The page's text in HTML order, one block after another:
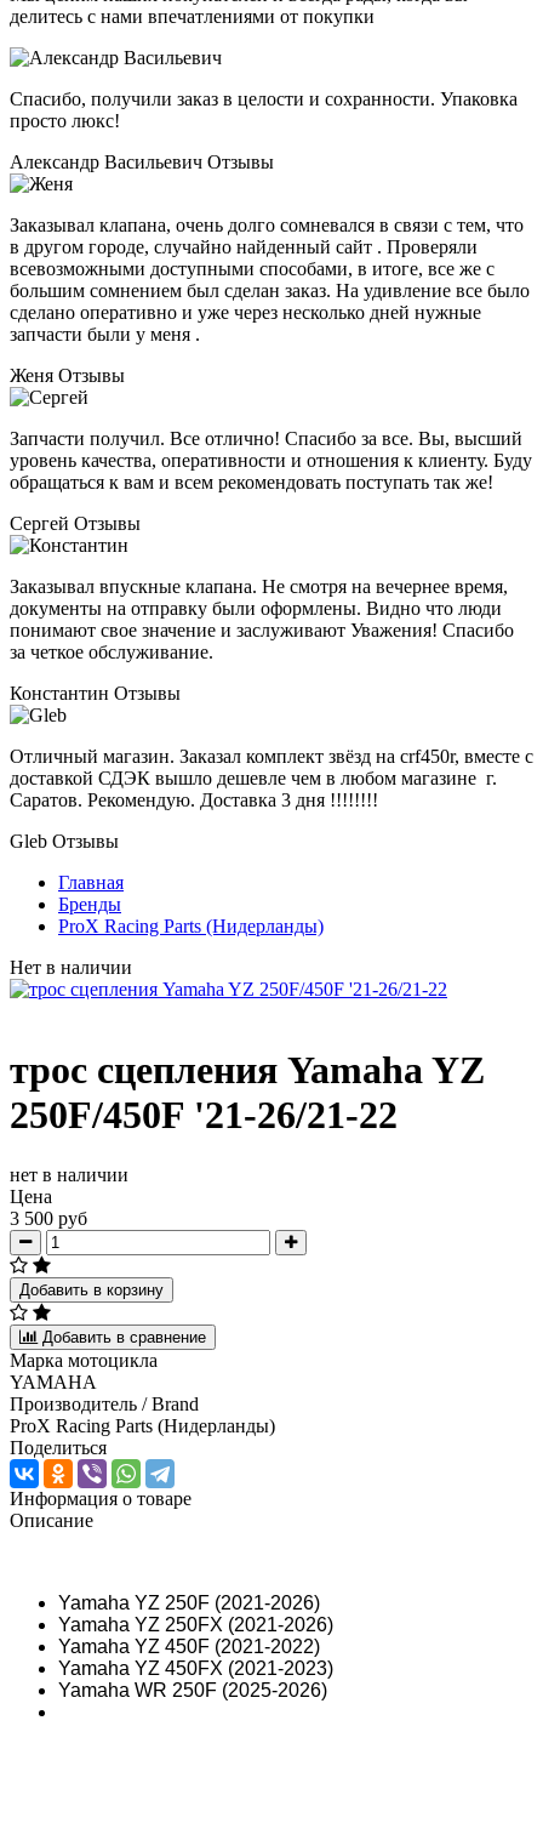
делитесь с нами впечатлениями от покупки
Спасибо, получили заказ в целости и сохранности. Упаковка
просто люкс!
Александр Васильевич Отзывы
Заказывал клапана, очень долго сомневался в связи с тем, что
в другом городе, случайно найденный сайт . Проверяли
всевозможными доступными способами, в итоге, все же с
большим сомнением был сделан заказ. На удивление все было
сделано оперативно и уже через несколько дней нужные
запчасти были у меня .
Женя Отзывы
Запчасти получил. Все отлично! Спасибо за все. Вы, высший
уровень качества, оперативности и отношения к клиенту. Буду
обращаться к вам и всем рекомендовать поступать так же!
Сергей Отзывы
Заказывал впускные клапана. Не смотря на вечернее время,
документы на отправку были оформлены. Видно что люди
понимают свое значение и заслуживают Уважения! Спасибо
за четкое обслуживание.
Константин Отзывы
Отличный магазин. Заказал комплект звёзд на crf450r, вместе с
доставкой СДЭК вышло дешевле чем в любом магазине г.
Саратов. Рекомендую. Доставка 3 дня !!!!!!!!
Gleb Отзывы
Главная
Бренды
ProX Racing Parts (Нидерланды)
Нет в наличии
трос сцепления Yamaha YZ
250F/450F '21-26/21-22
нет в наличии
Цена
3 500 руб
Добавить в корзину
Добавить в сравнение
Марка мотоцикла
YAMAHA
Производитель / Brand
ProX Racing Parts (Нидерланды)
Поделиться
Информация о товаре
Описание
Yamaha YZ 250F (2021-2026)
Yamaha YZ 250FX (2021-2026)
Yamaha YZ 450F (2021-2022)
Yamaha YZ 450FX (2021-2023)
Yamaha WR 250F (2025-2026)